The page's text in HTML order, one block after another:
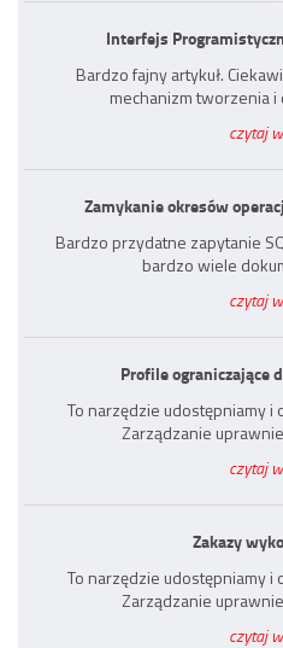
Interfejs
Bardzo fajny artykuł.
mechanizm tworzenia i
czytaj
Zamykanie okresów
Bardzo przydatne zapytanie
bardzo wiele
czytaj
Profile ograniczające
To narzędzie udostępniamy i
Zarządzanie
czytaj
Zakazy
To narzędzie udostępniamy i
Zarządzanie
czytaj